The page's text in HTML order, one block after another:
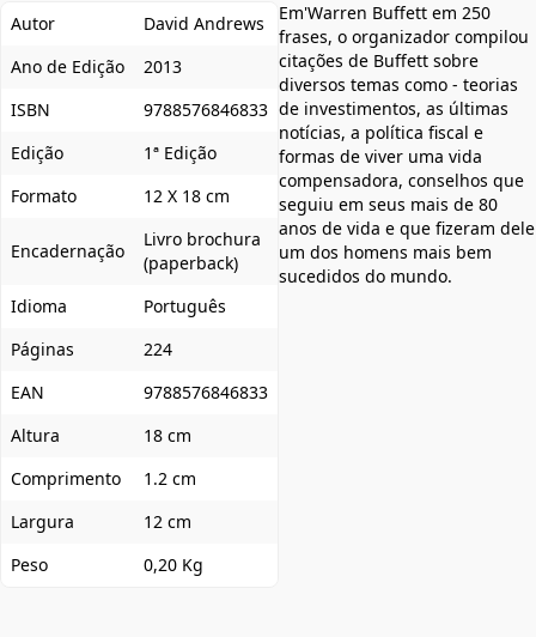
Autor
David Andrews
Ano de Edição
2013
ISBN
9788576846833
Edição
1ª Edição
Formato
12 X 18 cm
Encadernação
Livro brochura
(paperback)
Idioma
Português
Páginas
224
EAN
9788576846833
Altura
18 cm
Comprimento
1.2 cm
Largura
12 cm
Peso
0,20 Kg
Em'Warren Buffett em 250
frases, o organizador compilou
citações de Buffett sobre
diversos temas como - teorias
de investimentos, as últimas
notícias, a política fiscal e
formas de viver uma vida
compensadora, conselhos que
seguiu em seus mais de 80
anos de vida e que fizeram dele
um dos homens mais bem
sucedidos do mundo.